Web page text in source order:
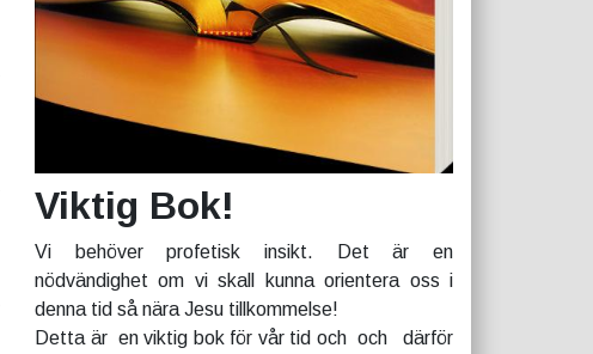
Viktig Bok!
Vi behöver profetisk insikt. Det är en
nödvändighet om vi skall kunna orientera oss i
denna tid så nära Jesu tillkommelse!
Detta är en viktig bok för vår tid och och därför